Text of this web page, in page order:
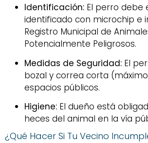
Identificación: El perro debe
identificado con microchip e
Registro Municipal de
Potencialmente Peligrosos.
Medidas de Seguridad: El
bozal y correa corta
espacios públicos.
Higiene: El dueño está
heces del animal en la vía
¿Qué Hacer Si Tu Vecino